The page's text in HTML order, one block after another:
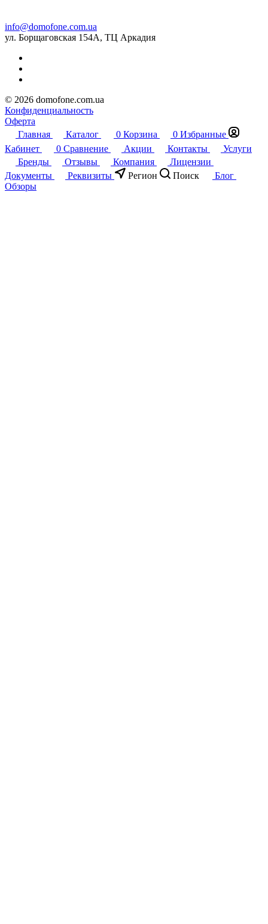
info@domofone.com.ua
ул. Борщаговская 154А, ТЦ Аркадия
© 2026 domofone.com.ua
Конфиденциальность
Оферта
Главная
Каталог 0 Корзина 0 Избранные
Кабинет
0 Сравнение Акции Контакты
Услуги
Бренды
Отзывы Компания
Лицензии
Документы
Реквизиты Регион Поиск
Блог
Обзоры